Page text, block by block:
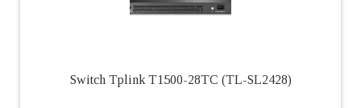
Switch Tplink T1500-28TC (TL-SL2428)